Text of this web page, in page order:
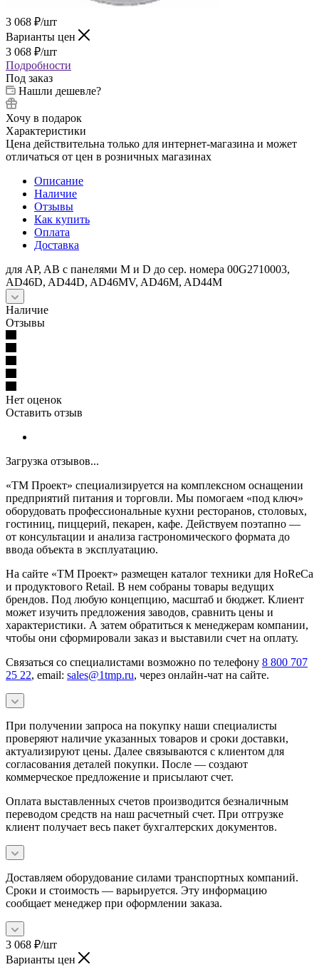
3 068 ₽/шт
Варианты цен
3 068 ₽/шт
Подробности
Под заказ
Нашли дешевле?
Хочу в подарок
Характеристики
Цена действительна только для интернет-магазина и может
отличаться от цен в розничных магазинах
Описание
Наличие
Отзывы
Как купить
Оплата
Доставка
для AP, AB с панелями M и D до сер. номера 00G2710003,
AD46D, AD44D, AD46MV, AD46M, AD44M
Наличие
Отзывы
Нет оценок
Оставить отзыв
Загрузка отзывов...
«ТМ Проект» специализируется на комплексном оснащении
предприятий питания и торговли. Мы помогаем «под ключ»
оборудовать профессиональные кухни ресторанов, столовых,
гостиниц, пиццерий, пекарен, кафе. Действуем поэтапно —
от консультации и анализа гастрономического формата до
ввода объекта в эксплуатацию.
На сайте «ТМ Проект» размещен каталог техники для HoReCa
и продуктового Retail. В нем собраны товары ведущих
брендов. Под любую концепцию, масштаб и бюджет. Клиент
может изучить предложения заводов, сравнить цены и
характеристики. А затем обратиться к менеджерам компании,
чтобы они сформировали заказ и выставили счет на оплату.
Связаться со специалистами возможно по телефону 8 800 707
25 22, email: sales@1tmp.ru, через онлайн-чат на сайте.
При получении запроса на покупку наши специалисты
проверяют наличие указанных товаров и сроки доставки,
актуализируют цены. Далее связываются с клиентом для
согласования деталей покупки. После — создают
коммерческое предложение и присылают счет.
Оплата выставленных счетов производится безналичным
переводом средств на наш расчетный счет. При отгрузке
клиент получает весь пакет бухгалтерских документов.
Доставляем оборудование силами транспортных компаний.
Сроки и стоимость — варьируется. Эту информацию
сообщает менеджер при оформлении заказа.
3 068 ₽/шт
Варианты цен